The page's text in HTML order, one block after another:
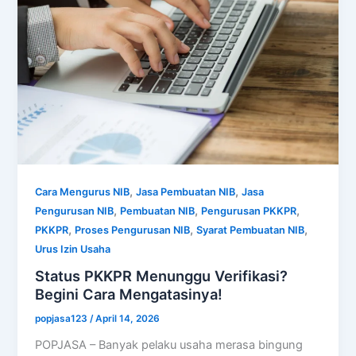
Cara Mengurus NIB,Jasa Pembuatan NIB,Jasa
Pengurusan NIB, Pembuatan NIB, Pengurusan PKKPR,
PKKPR, Proses Pengurusan NIB,Syarat Pembuatan NIB,
Urus Izin Usaha
Status PKKPR Menunggu Verifikasi?
Begini Cara Mengatasinya!
popjasa123/April 14, 2026
POPJASA – Banyak pelaku usaha merasa bingung